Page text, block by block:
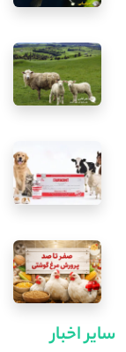
سایر اخبار